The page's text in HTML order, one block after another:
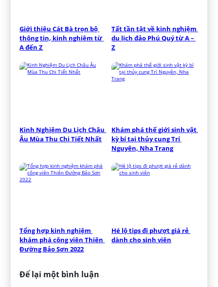
Giới thiệu Cát Bà trọn bộ
thông tin, kinh nghiệm từ
A đến Z
Tất tần tật về kinh nghiệm
du lịch đảo Phú Quý từ A –
Z
Kinh Nghiệm Du Lịch Châu
Âu Mùa Thu Chi Tiết Nhất
Khám phá thế giới sinh vật
kỳ bí tại thủy cung Trí
Nguyên, Nha Trang
Tổng hợp kinh nghiệm
khám phá công viên Thiên
Đường Bảo Sơn 2022
Hé lộ tips đi phượt giá rẻ
dành cho sinh viên
Để lại một bình luận